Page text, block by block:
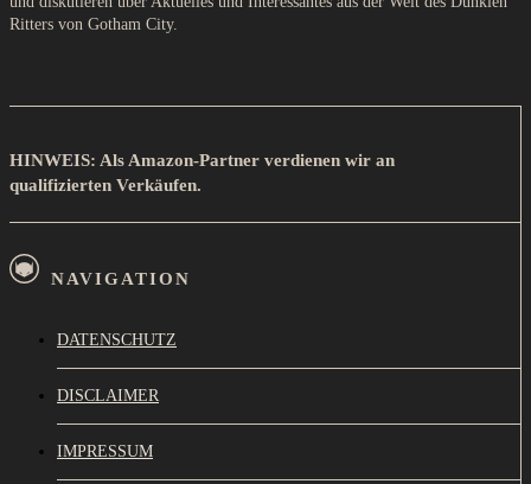
Ritters von Gotham City.
HINWEIS: Als Amazon-Partner verdienen wir an
qualifizierten Verkäufen.
NAVIGATION
DATENSCHUTZ
DISCLAIMER
IMPRESSUM